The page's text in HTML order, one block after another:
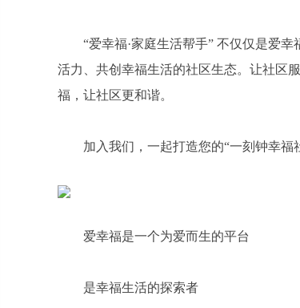
“爱幸福·家庭生活帮手” 不仅仅是爱
活力、共创幸福生活的社区生态。让社区
福，让社区更和谐。
加入我们，一起打造您的“一刻钟幸福
爱幸福是一个为爱而生的平台
是幸福生活的探索者